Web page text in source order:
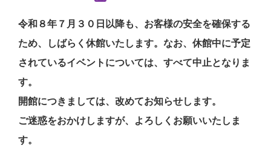
令和８年７月３０日以降も、お客様の安全を確保する
ため、しばらく休館いたします。なお、休館中に予定
されているイベントについては、すべて中止となりま
す。
開館につきましては、改めてお知らせします。
ご迷惑をおかけしますが、よろしくお願いいたしま
す。